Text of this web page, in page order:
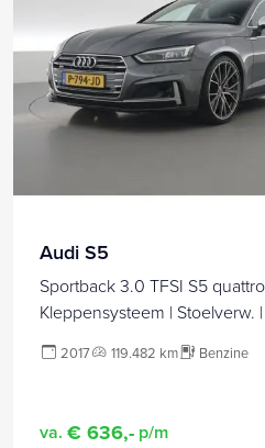
Audi S5
Sportback 3.0 TFSI S5
Kleppensysteem | Stoelverw.
2017 119.482 km Benzine
va. € 636,- p/m